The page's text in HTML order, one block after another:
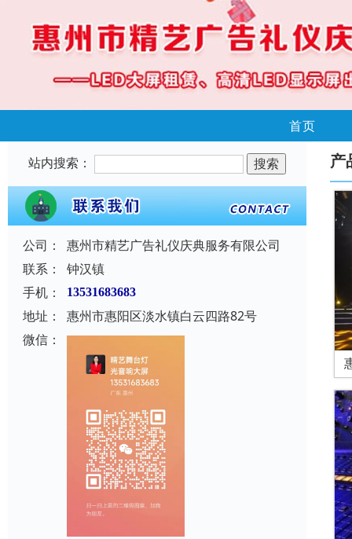
首页
站内搜索：
公司：
惠州市精艺广告礼仪庆典服务有限公司
联系：
钟汉镇
手机：
13531683683
地址：
惠州市惠阳区淡水镇白云四路82号
微信：
产